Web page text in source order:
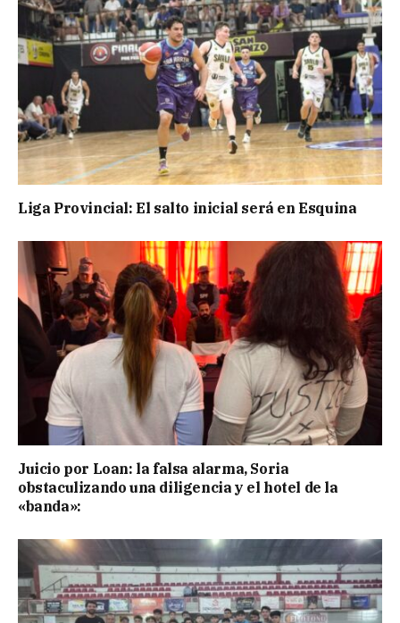
Liga Provincial: El salto inicial será en Esquina
Juicio por Loan: la falsa alarma, Soria
obstaculizando una diligencia y el hotel de la
«banda»: